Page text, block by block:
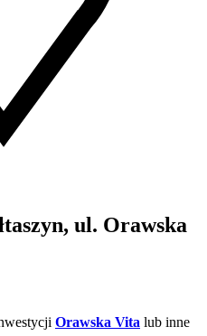
ul. Orawska
Orawska Vita lub inne